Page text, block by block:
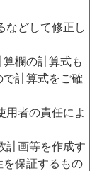
などして修正し
欄の計算式も
計算式をご確
用者の責任によ
計画等を作成す
を保証するもの